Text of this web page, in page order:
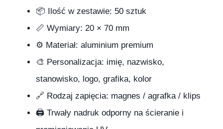
📦 Ilość w zestawie: 50 sztuk
📏 Wymiary: 20 × 70 mm
⚙️ Materiał: aluminium premium
🎨 Personalizacja: imię, nazwisko,
stanowisko, logo, grafika, kolor
🔗 Rodzaj zapięcia: magnes / agrafka / klips
🖨️ Trwały nadruk odporny na ścieranie i